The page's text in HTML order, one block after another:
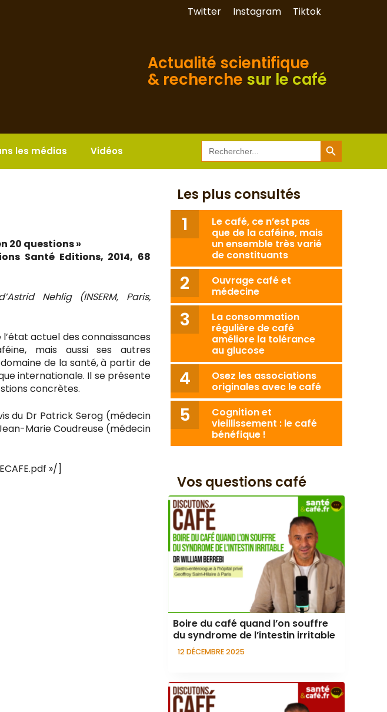
Twitter Instagram Tiktok
Actualité scientifique
& recherche sur le café
les médias Vidéos Search
for:
Search Button
20 questions »
Santé Editions, 2014, 68
Nehlig (INSERM, Paris,
actuel des connaissances
mais aussi ses autres
de la santé, à partir de
internationale. Il se présente
concrètes.
du Dr Patrick Serog (médecin
Marie Coudreuse (médecin
»/]
Les plus consultés
Le café, ce n’est pas
que de la caféine, mais
un ensemble très varié
de constituants
Ouvrage café et
médecine
La consommation
régulière de café
améliore la tolérance
au glucose
Osez les associations
originales avec le café
Cognition et
vieillissement : le café
bénéfique !
Vos questions café
Boire du café quand l’on souffre
du syndrome de l’intestin irritable
12 DÉCEMBRE 2025